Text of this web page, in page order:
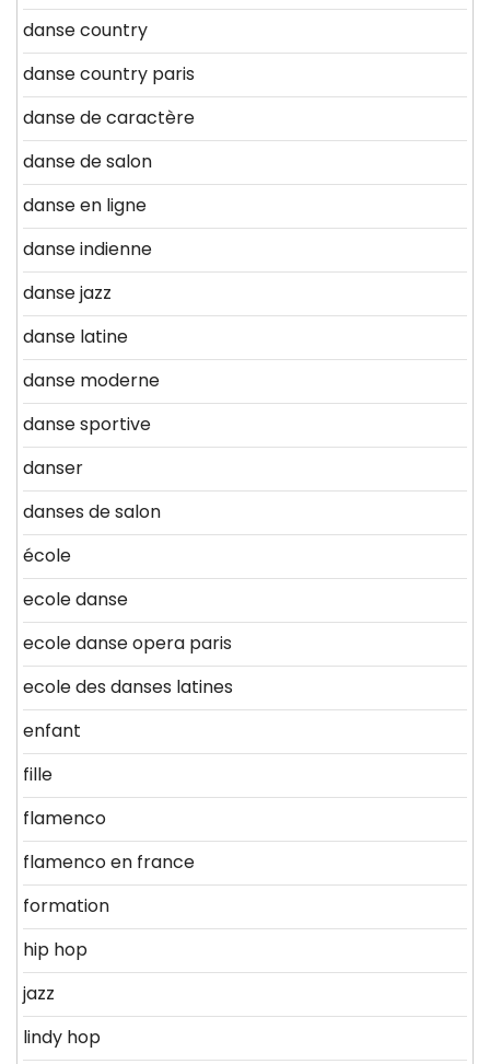
danse country
danse country paris
danse de caractère
danse de salon
danse en ligne
danse indienne
danse jazz
danse latine
danse moderne
danse sportive
danser
danses de salon
école
ecole danse
ecole danse opera paris
ecole des danses latines
enfant
fille
flamenco
flamenco en france
formation
hip hop
jazz
lindy hop